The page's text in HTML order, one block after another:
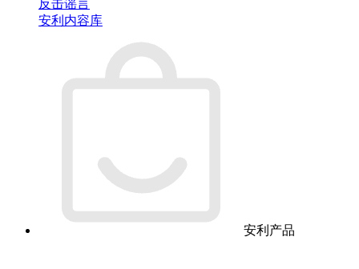
反击谣言
安利内容库
安利产品